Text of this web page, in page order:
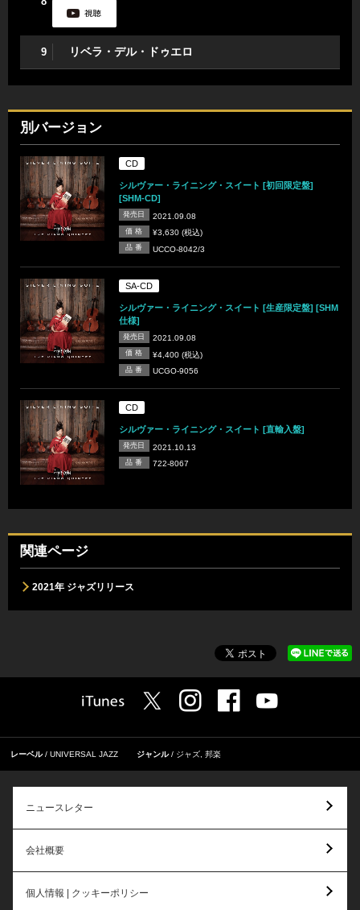
9 リベラ・デル・ドゥエロ
別バージョン
CD
シルヴァー・ライニング・スイート [初回限定盤]
[SHM-CD]
発売日 2021.09.08
価 格 ¥3,630 (税込)
品 番 UCCO-8042/3
SA-CD
シルヴァー・ライニング・スイート [生産限定盤] [SHM
仕様]
発売日 2021.09.08
価 格 ¥4,400 (税込)
品 番 UCGO-9056
CD
シルヴァー・ライニング・スイート [直輸入盤]
発売日 2021.10.13
品 番 722-8067
関連ページ
2021年 ジャズリリース
レーベル UNIVERSAL JAZZ ジャンル ジャズ, 邦楽
ニュースレター
会社概要
個人情報 | クッキーポリシー